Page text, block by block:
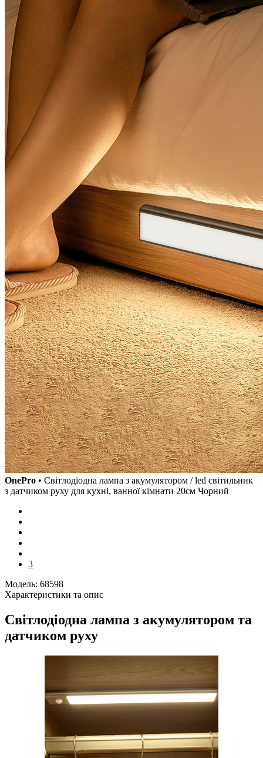
OnePro • Світлодіодна лампа з акумулятором / led світильник
з датчиком руху для кухні, ванної кімнати 20см Чорний
3
Модель: 68598
Характеристики та опис
Світлодіодна лампа з акумулятором та
датчиком руху